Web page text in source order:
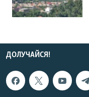
ДОЛУЧАЙСЯ!